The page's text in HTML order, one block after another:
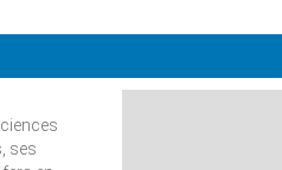
ses